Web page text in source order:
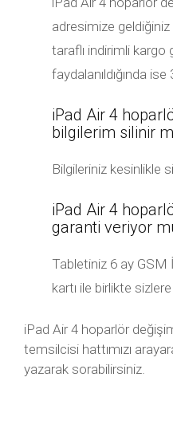
adresimize
taraflı indirimli
faydalanıldığında
iPad Air 4
bilgilerim silinir
Bilgileriniz kesinlikle
iPad Air 4
garanti veriyor
Tabletiniz 6 ay
kartı ile birlikte
iPad Air 4 hoparlör
temsilcisi hattımızı
yazarak sorabilirsiniz.